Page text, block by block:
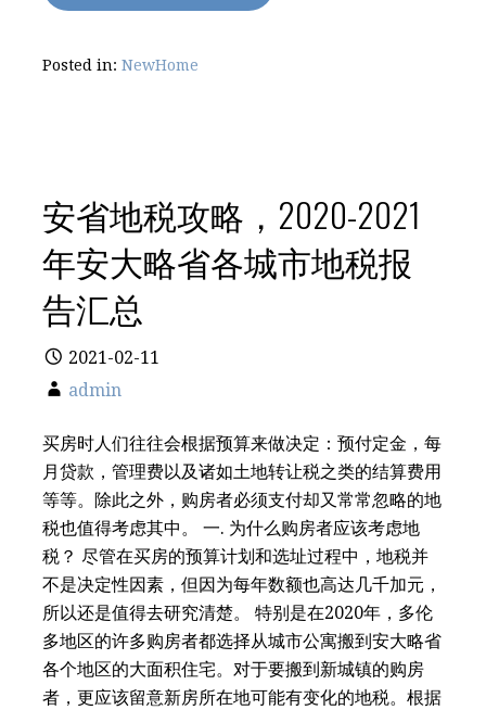
Posted in: NewHome
安省地税攻略，2020-2021
年安大略省各城市地税报
告汇总
2021-02-11
admin
买房时人们往往会根据预算来做决定：预付定金，每
月贷款，管理费以及诸如土地转让税之类的结算费用
等等。除此之外，购房者必须支付却又常常忽略的地
税也值得考虑其中。 一. 为什么购房者应该考虑地
税？ 尽管在买房的预算计划和选址过程中，地税并
不是决定性因素，但因为每年数额也高达几千加元，
所以还是值得去研究清楚。 特别是在2020年，多伦
多地区的许多购房者都选择从城市公寓搬到安大略省
各个地区的大面积住宅。对于要搬到新城镇的购房
者，更应该留意新房所在地可能有变化的地税。根据